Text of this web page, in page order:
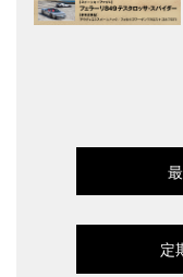
定